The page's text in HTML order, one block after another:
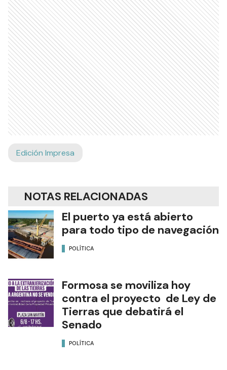
Edición Impresa
NOTAS RELACIONADAS
El puerto ya está abierto
para todo tipo de navegación
POLÍTICA
Formosa se moviliza hoy
contra el proyecto de Ley de
Tierras que debatirá el
Senado
POLÍTICA